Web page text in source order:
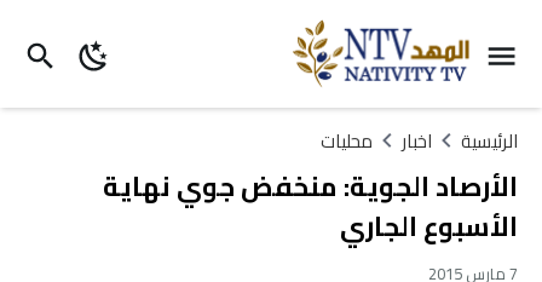
الرئيسية اخبار محليات
الأرصاد الجوية: منخفض جوي نهاية
الأسبوع الجاري
7 مارس 2015